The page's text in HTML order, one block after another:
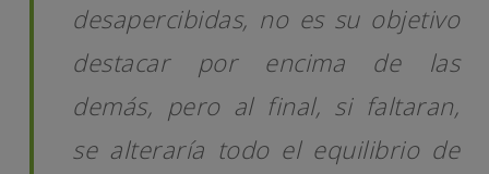
desapercibidas, no es su objetivo
destacar por encima de las
demás, pero al final, si faltaran,
se alteraría todo el equilibrio de